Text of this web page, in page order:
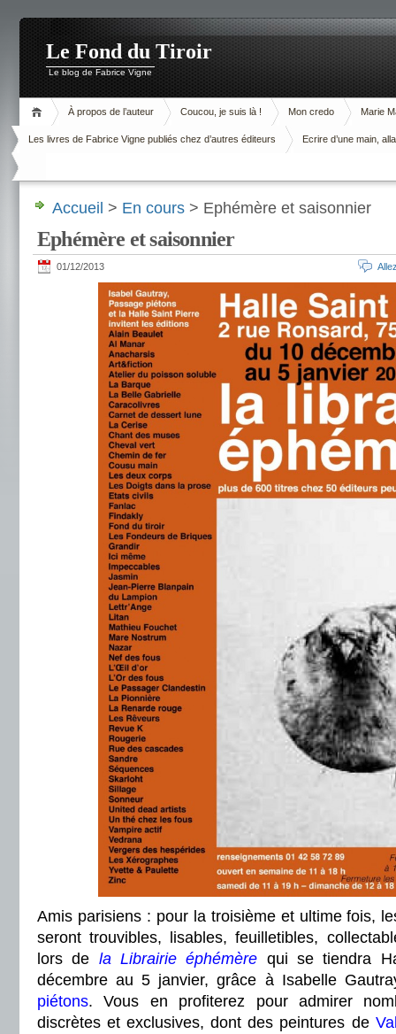
Le Fond du Tiroir
Le blog de Fabrice Vigne
À propos de l’auteur Coucou, je suis là ! Mon credo Marie
Les livres de Fabrice Vigne publiés chez d’autres éditeurs Ecrire d’une main,
Accueil > En cours > Ephémère et saisonnier
Ephémère et saisonnier
01/12/2013
Amis parisiens : pour la troisième et ultime fois,
seront trouvibles, lisables, feuilletibles,
lors de la Librairie éphémère qui se tiendra
décembre au 5 janvier, grâce à Isabelle
piétons. Vous en profiterez pour admirer
discrètes et exclusives, dont des peintures de